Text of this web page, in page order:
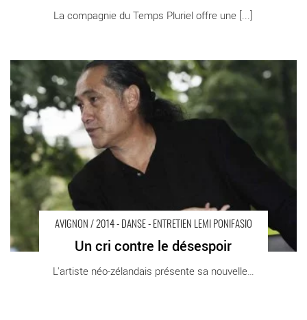
La compagnie du Temps Pluriel offre une [...]
AVIGNON / 2014 - DANSE - ENTRETIEN LEMI PONIFASIO
Un cri contre le désespoir
L'artiste néo-zélandais présente sa nouvelle [...]
Un cri contre le désespoir - Critique sortie Avignon / 2014
Avignon Cour d’honneur